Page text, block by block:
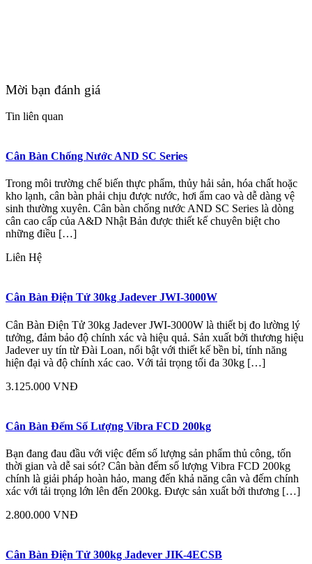
Mời bạn đánh giá
Tin liên quan
Cân Bàn Chống Nước AND SC Series
Trong môi trường chế biến thực phẩm, thủy hải sản, hóa chất hoặc
kho lạnh, cân bàn phải chịu được nước, hơi ẩm cao và dễ dàng vệ
sinh thường xuyên. Cân bàn chống nước AND SC Series là dòng
cân cao cấp của A&D Nhật Bản được thiết kế chuyên biệt cho
những điều […]
Liên Hệ
Cân Bàn Điện Tử 30kg Jadever JWI-3000W
Cân Bàn Điện Tử 30kg Jadever JWI-3000W là thiết bị đo lường lý
tưởng, đảm bảo độ chính xác và hiệu quả. Sản xuất bởi thương hiệu
Jadever uy tín từ Đài Loan, nổi bật với thiết kế bền bỉ, tính năng
hiện đại và độ chính xác cao. Với tải trọng tối đa 30kg […]
3.125.000 VNĐ
Cân Bàn Đếm Số Lượng Vibra FCD 200kg
Bạn đang đau đầu với việc đếm số lượng sản phẩm thủ công, tốn
thời gian và dễ sai sót? Cân bàn đếm số lượng Vibra FCD 200kg
chính là giải pháp hoàn hảo, mang đến khả năng cân và đếm chính
xác với tải trọng lớn lên đến 200kg. Được sản xuất bởi thương […]
2.800.000 VNĐ
Cân Bàn Điện Tử 300kg Jadever JIK-4ECSB